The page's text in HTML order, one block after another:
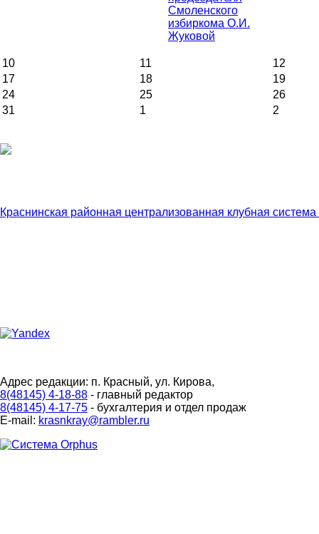
Смоленского
избиркома О.И.
Жуковой
10 11
12
17
18
19
24
25
26
31
1 2
Краснинская районная централизованная клубная
Адрес редакции: п. Красный, ул. Кирова,
8(48145) 4-18-88 - главный редактор
8(48145) 4-17-75 - бухгалтерия и отдел продаж
E-mail: krasnkray@rambler.ru